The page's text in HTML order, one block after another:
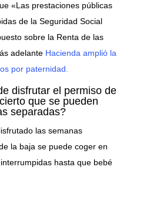
«Las prestaciones públicas
de la Seguridad Social
sobre la Renta de las
adelante Hacienda amplió la
por paternidad.
disfrutar el permiso de
que se pueden
separadas?
las semanas
la baja se puede coger en
hasta que bebé